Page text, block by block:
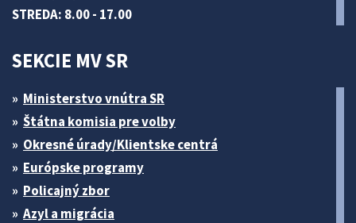
STREDA: 8.00 - 17.00
SEKCIE MV SR
Ministerstvo vnútra SR
Štátna komisia pre volby
Okresné úrady/Klientske centrá
Európske programy
Policajný zbor
Azyl a migrácia